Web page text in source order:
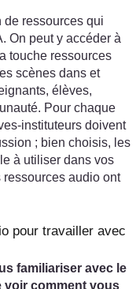
de ressources qui
On peut y accéder à
touche ressources
scènes dans et
élèves,
Pour chaque
instituteurs doivent
; bien choisis, les
à utiliser dans vos
audio ont
pour travailler avec
familiariser avec le
voir comment vous